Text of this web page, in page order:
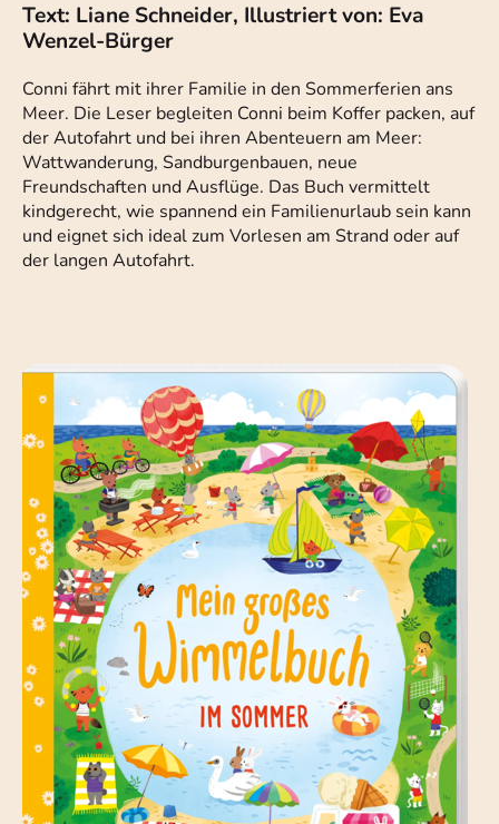
Text: Liane Schneider, Illustriert von: Eva
Wenzel-Bürger
Conni fährt mit ihrer Familie in den Sommerferien ans
Meer. Die Leser begleiten Conni beim Koffer packen, auf
der Autofahrt und bei ihren Abenteuern am Meer:
Wattwanderung, Sandburgenbauen, neue
Freundschaften und Ausflüge. Das Buch vermittelt
kindgerecht, wie spannend ein Familienurlaub sein kann
und eignet sich ideal zum Vorlesen am Strand oder auf
der langen Autofahrt.